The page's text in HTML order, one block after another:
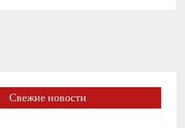
короне
Солнца
Свежие новости